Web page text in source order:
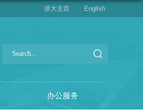
浙大主页 English
办公服务